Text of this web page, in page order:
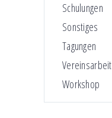
Schulungen
Sonstiges
Tagungen
Vereinsarbeit
Workshop